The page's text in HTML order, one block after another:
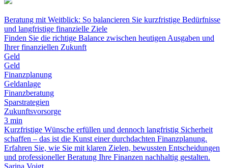
Beratung mit Weitblick: So balancieren Sie kurzfristige Bedürfnisse
und langfristige finanzielle Ziele
Finden Sie die richtige Balance zwischen heutigen Ausgaben und
Ihrer finanziellen Zukunft
Geld
Geld
Finanzplanung
Geldanlage
Finanzberatung
Sparstrategien
Zukunftsvorsorge
3 min
Kurzfristige Wünsche erfüllen und dennoch langfristig Sicherheit
schaffen – das ist die Kunst einer durchdachten Finanzplanung.
Erfahren Sie, wie Sie mit klaren Zielen, bewussten Entscheidungen
und professioneller Beratung Ihre Finanzen nachhaltig gestalten.